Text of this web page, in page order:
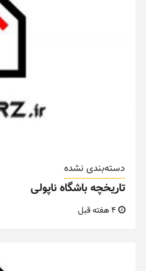
دسته‌بندی نشده
تاریخچه باشگاه ناپولی